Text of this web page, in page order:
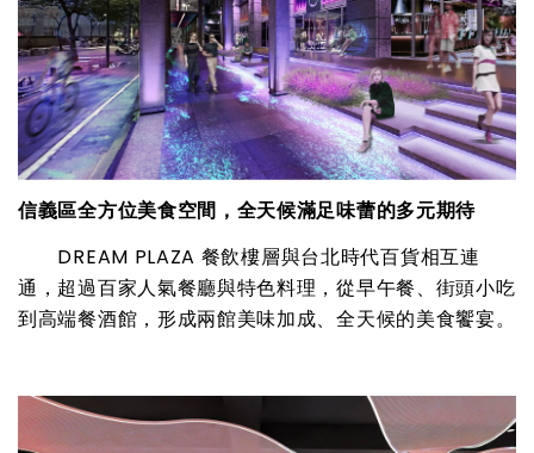
信義區全方位美食空間，全天候滿足味蕾的多元期待
DREAM PLAZA 餐飲樓層與台北時代百貨相互連
通，超過百家人氣餐廳與特色料理，從早午餐、街頭小吃
到高端餐酒館，形成兩館美味加成、全天候的美食饗宴。